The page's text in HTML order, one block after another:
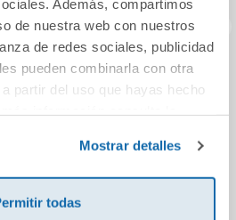
Además, compartimos
de nuestra web con nuestros
de redes sociales, publicidad
pueden combinarla con otra
partir del uso que hayas hecho
Mostrar detalles
todas
Bloques rojos
16,50€
Comprar